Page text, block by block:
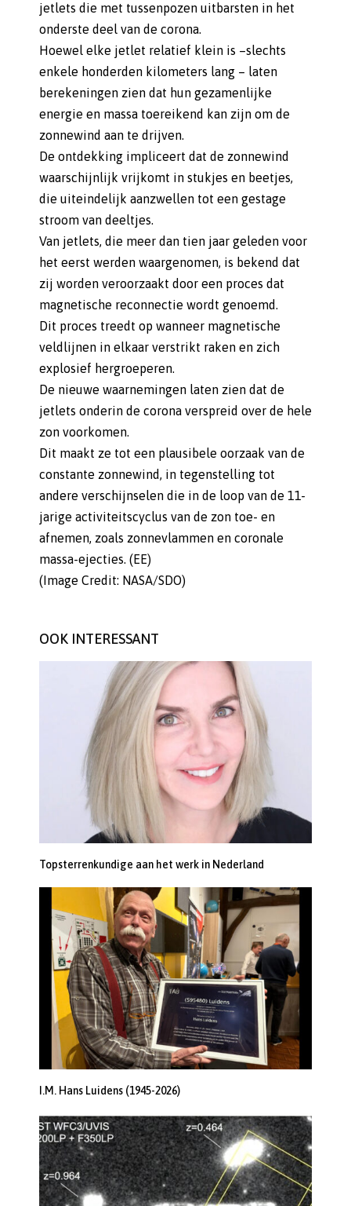
jetlets die met tussenpozen uitbarsten in het
onderste deel van de corona.
Hoewel elke jetlet relatief klein is –slechts
enkele honderden kilometers lang – laten
berekeningen zien dat hun gezamenlijke
energie en massa toereikend kan zijn om de
zonnewind aan te drijven.
De ontdekking impliceert dat de zonnewind
waarschijnlijk vrijkomt in stukjes en beetjes,
die uiteindelijk aanzwellen tot een gestage
stroom van deeltjes.
Van jetlets, die meer dan tien jaar geleden voor
het eerst werden waargenomen, is bekend dat
zij worden veroorzaakt door een proces dat
magnetische reconnectie wordt genoemd.
Dit proces treedt op wanneer magnetische
veldlijnen in elkaar verstrikt raken en zich
explosief hergroeperen.
De nieuwe waarnemingen laten zien dat de
jetlets onderin de corona verspreid over de hele
zon voorkomen.
Dit maakt ze tot een plausibele oorzaak van de
constante zonnewind, in tegenstelling tot
andere verschijnselen die in de loop van de 11-
jarige activiteitscyclus van de zon toe- en
afnemen, zoals zonnevlammen en coronale
massa-ejecties. (EE)
(Image Credit: NASA/SDO)
OOK INTERESSANT
Topsterrenkundige aan het werk in Nederland
I.M. Hans Luidens (1945-2026)